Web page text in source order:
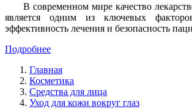
В современном мире качество
является одним из ключевых
эффективность лечения и безопасность
Подробнее
Главная
Косметика
Средства для лица
Уход для кожи вокруг глаз